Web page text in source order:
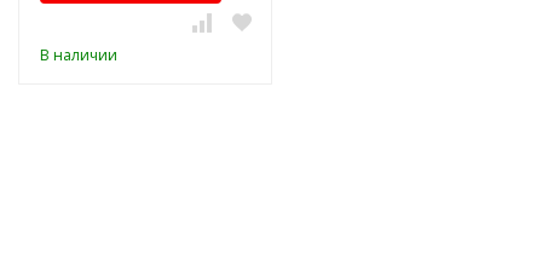
В наличии